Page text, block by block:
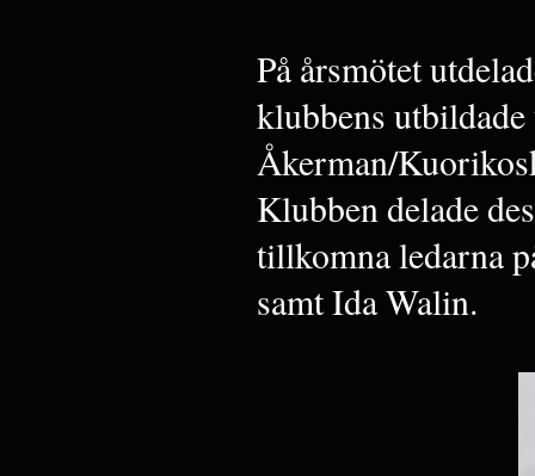
På årsmötet
klubbens
Åkerman/
Klubben delade
tillkomna ledarna
samt Ida Walin.